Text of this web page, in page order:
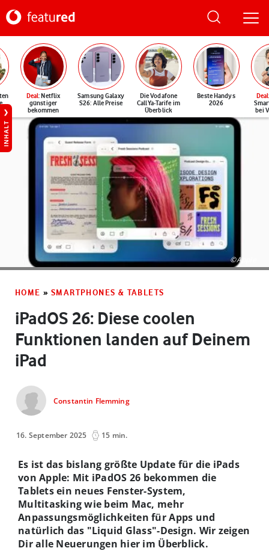
Deal: Netflix
günstiger
bekommen
Samsung Galaxy
S26: Alle Preise
Die Vodafone
CallYa-Tarife im
Überblick
Beste Handys
2026
Deal
bei
INHALT
©Apple
HOME » SMARTPHONES & TABLETS
iPadOS 26: Diese coolen
Funktionen landen auf Deinem
iPad
Constantin Flemming
16. September 2025 15 min.
Es ist das bislang größte Update für die iPads
von Apple: Mit iPadOS 26 bekommen die
Tablets ein neues Fenster-System,
Multitasking wie beim Mac, mehr
Anpassungsmöglichkeiten für Apps und
natürlich das "Liquid Glass"-Design. Wir zeigen
Dir alle Neuerungen hier im Überblick.